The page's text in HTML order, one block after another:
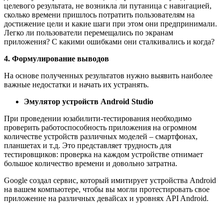
целевого результата, не возникла ли путаница с навигацией,
сколько времени пришлось потратить пользователям на
достижение цели и какие шаги при этом они предпринимали.
Легко ли пользователи перемещались по экранам
приложения? С какими ошибками они сталкивались и когда?
4. Формулирование выводов
На основе полученных результатов нужно выявить наиболее
важные недостатки и начать их устранять.
Эмулятор устройств Android Studio
При проведении юзабилити-тестирования необходимо
проверить работоспособность приложения на огромном
количестве устройств различных моделей – смартфонах,
планшетах и т.д. Это представляет трудность для
тестировщиков: проверка на каждом устройстве отнимает
большое количество времени и довольно затратна.
Google создал сервис, который имитирует устройства Android
на вашем компьютере, чтобы вы могли протестировать свое
приложение на различных девайсах и уровнях API Android.